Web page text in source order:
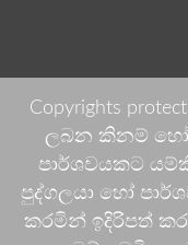
Copyrights
ලබන කිනම් හෝ
පාර්ශවයකට
පුද්ගලයා හෝ
කරමින් ඉදිරිපත්